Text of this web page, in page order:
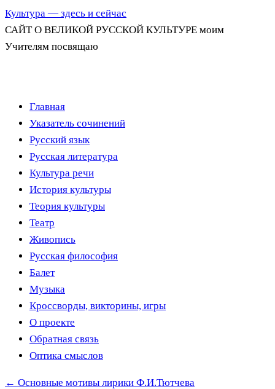
Культура — здесь и сейчас
САЙТ О ВЕЛИКОЙ РУССКОЙ КУЛЬТУРЕ моим
Учителям посвящаю
Перейти
содержимому
Главная
Указатель сочинений
Русский язык
Русская литература
Культура речи
История культуры
Теория культуры
Театр
Живопись
Русская философия
Балет
Музыка
Кроссворды, викторины, игры
О проекте
Обратная связь
Оптика смыслов
← Основные мотивы лирики Ф.И.Тютчева